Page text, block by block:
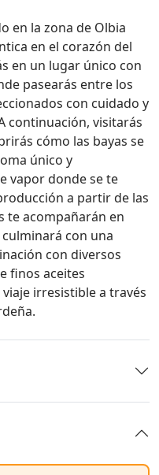
en la zona de Olbia
en el corazón del
en un lugar único con
pasearás entre los
con cuidado y
continuación, visitarás
cómo las bayas se
único y
vapor donde se te
a partir de las
te acompañarán en
con una
con diversos
finos aceites
irresistible a través